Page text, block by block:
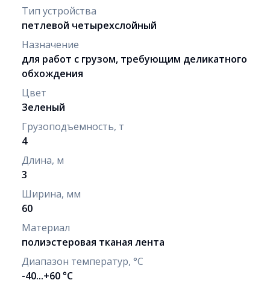
Тип устройства
петлевой четырехслойный
Назначение
для работ с грузом, требующим деликатного
обхождения
Цвет
Зеленый
Грузоподъемность, т
4
Длина, м
3
Ширина, мм
60
Материал
полиэстеровая тканая лента
Диапазон температур, °C
-40...+60 °С